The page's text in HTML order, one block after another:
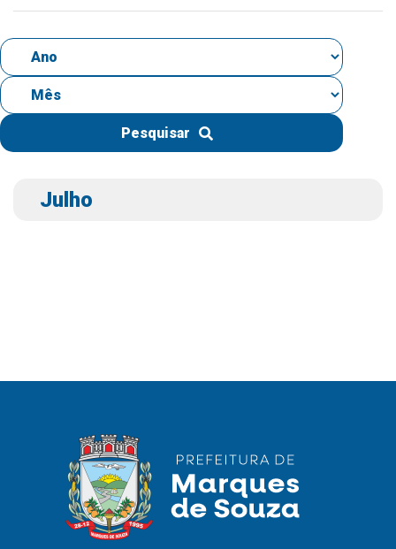
IPTU 2026
Nota Fiscal Eletrônica
Portal do Cidadão
Seletivo Simplificado
Concursos
Instruções Normativas
Licitações
Pesquisar
Julho